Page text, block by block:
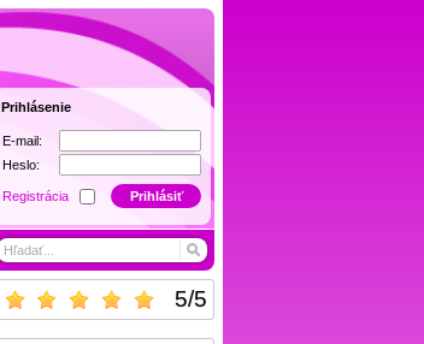
Prihlásenie
E-mail:
Heslo:
Registrácia Prihlásiť
5/5